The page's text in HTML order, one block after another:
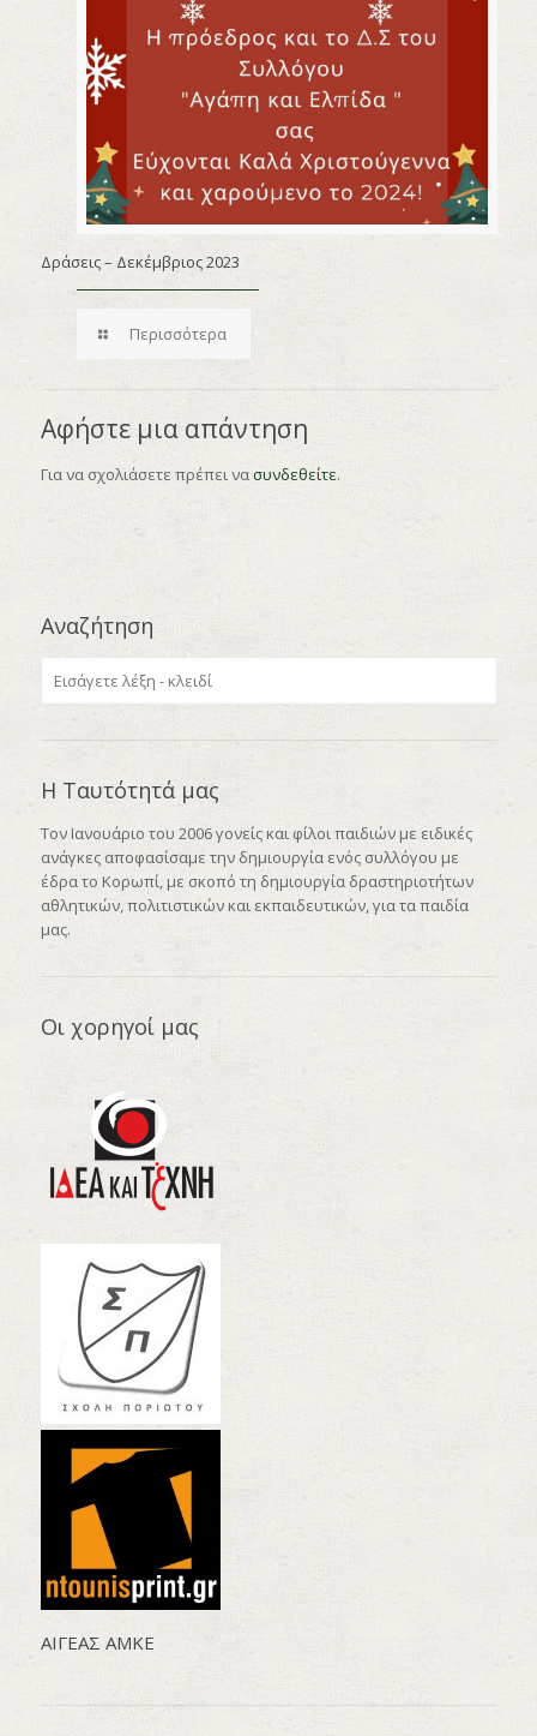
Δράσεις – Δεκέμβριος 2023
Περισσότερα
Αφήστε μια απάντηση
Για να σχολιάσετε πρέπει νασυνδεθείτε.
Αναζήτηση
Η Ταυτότητά μας
Τον Ιανουάριο του 2006 γονείς και φίλοι παιδιών με ειδικές
ανάγκες αποφασίσαμε την δημιουργία ενός συλλόγου με
έδρα το Κορωπί, με σκοπό τη δημιουργία δραστηριοτήτων
αθλητικών, πολιτιστικών και εκπαιδευτικών, για τα παιδία
μας.
Οι χορηγοί μας
AΙΓΕΑΣ ΑΜΚΕ